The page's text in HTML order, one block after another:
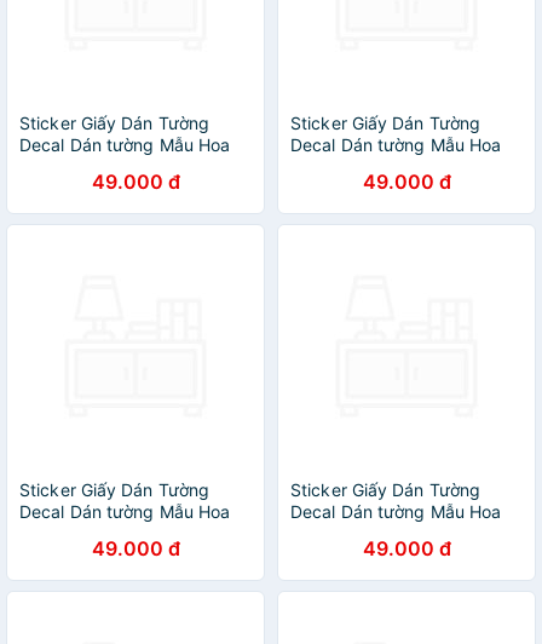
Sticker Giấy Dán Tường
Decal Dán tường Mẫu Hoa
49.000 đ
Sticker Giấy Dán Tường
Decal Dán tường Mẫu Hoa
49.000 đ
Sticker Giấy Dán Tường
Decal Dán tường Mẫu Hoa
49.000 đ
Sticker Giấy Dán Tường
Decal Dán tường Mẫu Hoa
49.000 đ